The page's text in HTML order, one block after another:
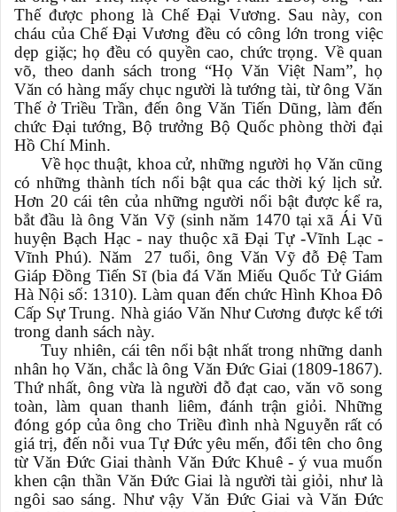
Thế được phong là Chế Đại Vương. Sau này, con
cháu của Chế Đại Vương đều có công lớn trong việc
dẹp giặc; họ đều có quyền cao, chức trọng. Về quan
võ, theo danh sách trong “Họ Văn Việt Nam”, họ
Văn có hàng mấy chục người là tướng tài, từ ông Văn
Thế ở Triều Trần, đến ông Văn Tiến Dũng, làm đến
chức Đại tướng, Bộ trưởng Bộ Quốc phòng thời đại
Hồ Chí Minh.
Về học thuật, khoa cử, những người họ Văn cũng
có những thành tích nổi bật qua các thời ký lịch sử.
Hơn 20 cái tên của những người nổi bật được kể ra,
bắt đầu là ông Văn Vỹ (sinh năm 1470 tại xã Ái Vũ
huyện Bạch Hạc - nay thuộc xã Đại Tự -Vĩnh Lạc -
Vĩnh Phú). Năm 27 tuổi, ông Văn Vỹ đỗ Đệ Tam
Giáp Đồng Tiến Sĩ (bia đá Văn Miếu Quốc Tử Giám
Hà Nội số: 1310). Làm quan đến chức Hình Khoa Đô
Cấp Sự Trung. Nhà giáo Văn Như Cương được kể tới
trong danh sách này.
Tuy nhiên, cái tên nổi bật nhất trong những danh
nhân họ Văn, chắc là ông Văn Đức Giai (1809-1867).
Thứ nhất, ông vừa là người đỗ đạt cao, văn võ song
toàn, làm quan thanh liêm, đánh trận giỏi. Những
đóng góp của ông cho Triều đình nhà Nguyễn rất có
giá trị, đến nỗi vua Tự Đức yêu mến, đổi tên cho ông
từ Văn Đức Giai thành Văn Đức Khuê - ý vua muốn
khen cận thần Văn Đức Giai là người tài giỏi, như là
ngôi sao sáng. Như vậy Văn Đức Giai và Văn Đức